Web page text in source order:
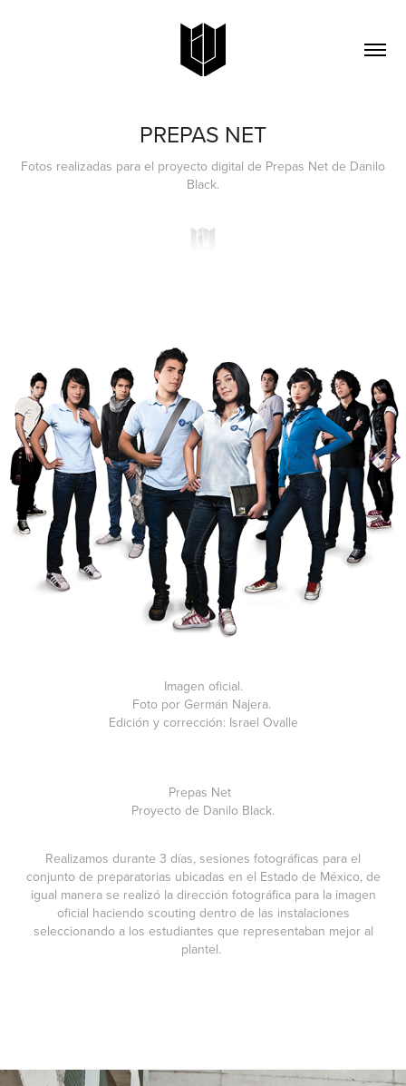
PREPAS NET
Fotos realizadas para el proyecto digital de Prepas Net de Danilo
Black.
Imagen oficial.
Foto por Germán Najera.
Edición y corrección: Israel Ovalle
Prepas Net
Proyecto de Danilo Black.
Realizamos durante 3 días, sesiones fotográficas para el
conjunto de preparatorias ubicadas en el Estado de México, de
igual manera se realizó la dirección fotográfica para la imagen
oficial haciendo scouting dentro de las instalaciones
seleccionando a los estudiantes que representaban mejor al
plantel.